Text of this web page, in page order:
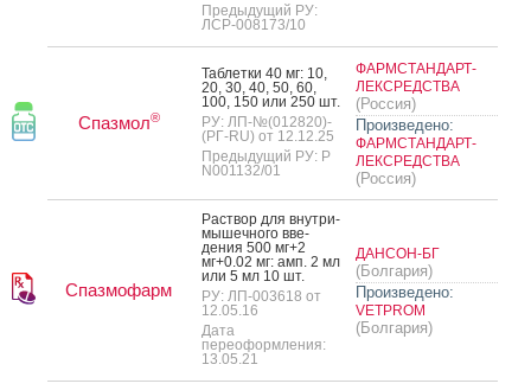
Предыдущий РУ:
ЛСР-008173/10
Спазмол®
Таб­летки 40 мг: 10,
20, 30, 40, 50, 60,
100, 150 или 250 шт.
РУ: ЛП-№(012820)-
(РГ-RU) от 12.12.25
Предыдущий РУ: Р
N001132/01
ФАРМСТАНДАРТ-
ЛЕКСРЕДСТВА
(Россия)
Произведено:
ФАРМСТАНДАРТ-
ЛЕКСРЕДСТВА
(Россия)
Спазмофарм
Рас­твор для внут­ри­
мышеч­но­го вве­
дения 500 мг+2
мг+0.02 мг: амп. 2 мл
или 5 мл 10 шт.
РУ: ЛП-003618 от
12.05.16
Дата
переоформления:
13.05.21
ДАНСОН-БГ
(Болгария)
Произведено:
VETPROM
(Болгария)